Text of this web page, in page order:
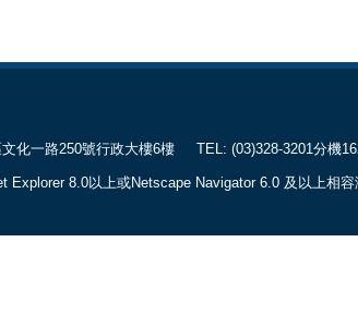
250號行政大樓6樓 TEL: (03)328-3201分機
Explorer 8.0以上或Netscape Navigator 6.0 及以上相